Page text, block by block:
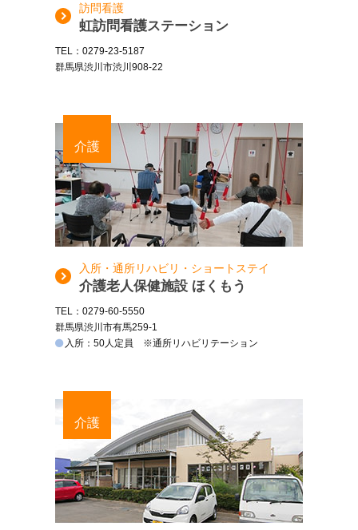
訪問看護
虹訪問看護ステーション
TEL：0279-23-5187
群馬県渋川市渋川908-22
介護
入所・通所リハビリ・ショートステイ
介護老人保健施設 ほくもう
TEL：0279-60-5550
群馬県渋川市有馬259-1
入所：50人定員 ※通所リハビリテーション
介護